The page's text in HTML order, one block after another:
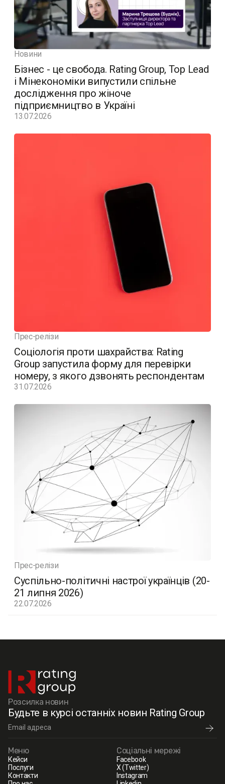
Новини
Бізнес - це свобода. Rating Group, Top Lead
і Мінекономіки випустили спільне
дослідження про жіноче
підприємництво в Україні
13.07.2026
Прес-релізи
Соціологія проти шахрайства: Rating
Group запустила форму для перевірки
номеру, з якого дзвонять респондентам
31.07.2026
Прес-релізи
Суспільно-політичні настрої українців (20-
21 липня 2026)
22.07.2026
Розсилка новин
Будьте в курсі останніх новин Rating Group
Меню
Кейси
Послуги
Контакти
Соціальні мережі
Facebook
X (Twitter)
Instagram